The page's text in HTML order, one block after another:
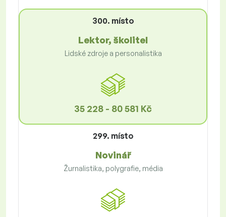
300. místo
Lektor, školitel
Lidské zdroje a personalistika
35 228 - 80 581 Kč
299. místo
Novinář
Žurnalistika, polygrafie, média